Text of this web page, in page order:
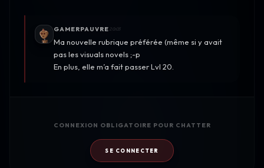
GAMERPAUVRE 20:03
Ma nouvelle rubrique préférée (même si y avait
pas les visuals novels ;-p
En plus, elle m’a fait passer Lvl 20.
CONNEXION OBLIGATOIRE POUR CHATTER
SE CONNECTER